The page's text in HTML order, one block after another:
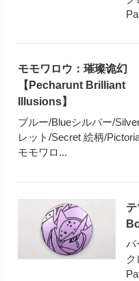
モモワロウ：璀璨诡幻
【Pecharunt Brilliant
Illusions】
ブルー/Blueシルバー/
レット/Secret 絵柄/
モモワロ...
パ